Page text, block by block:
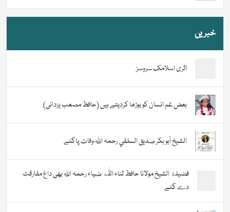
خبریں
اثری اسلامک سروسز
بعض غم انسان کو بوڑھا کردیتے ہیں (حافظ مصعب یزدانی)
الشيخ أبو بكر صديق السلفي رحمہ اللہ وفات پاگئے
فضیلة الشيخ مولانا حافظ ثناء اللّٰه ضیاء رحمہ اللہ بھی داغ مفارقت
دے گئے